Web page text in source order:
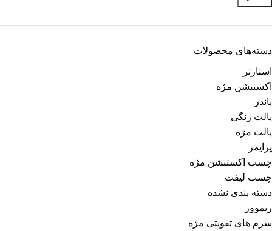
دسته‌های محصولات
استارتر
اکستنشن مژه
باندر
پالت رنگی
پالت مژه
پرایمر
چسب اکستنشن مژه
چسب لیفت
دسته بندی نشده
ریموور
سرم های تقویتی مژه